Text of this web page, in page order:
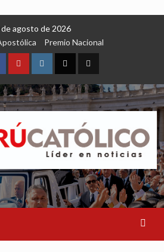
de agosto de 2026
Premio Nacional
YoutubeInstagram
X TikTok